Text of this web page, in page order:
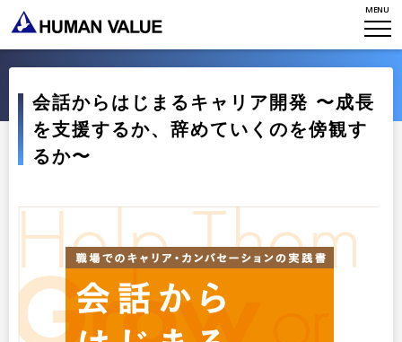
MENU
WHO WE ARE
HVからのメッセージ
研究員紹介
ミッション・バリュー
会社からのお知らせ
プライバシーポリシー
組織変革
エンゲージメント
リーダーシップ
PMI
STORIES
イベント・セミナー
リサーチ
会話からはじまるキャリア開発 〜成長
を支援するか、辞めていくのを傍観す
るか〜